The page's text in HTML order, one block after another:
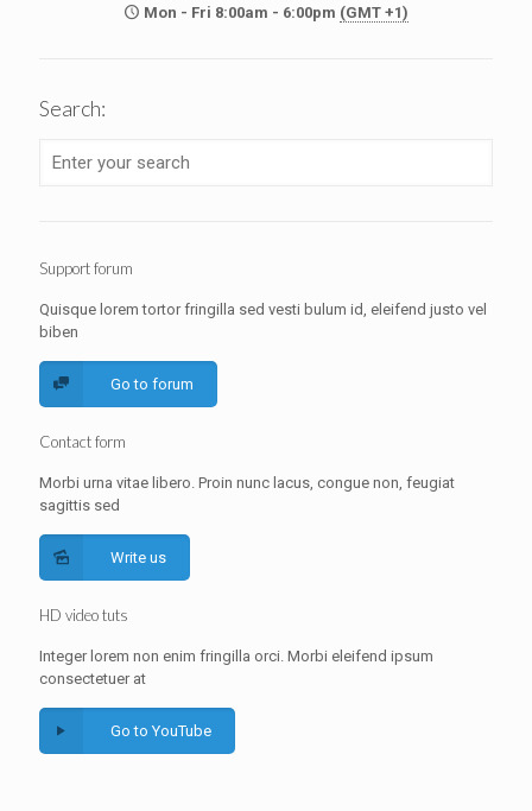
Mon - Fri 8:00am - 6:00pm (GMT +1)
Search:
Support forum
Quisque lorem tortor fringilla sed vesti bulum id, eleifend justo vel
biben
Go to forum
Contact form
Morbi urna vitae libero. Proin nunc lacus, congue non, feugiat
sagittis sed
Write us
HD video tuts
Integer lorem non enim fringilla orci. Morbi eleifend ipsum
consectetuer at
Go to YouTube